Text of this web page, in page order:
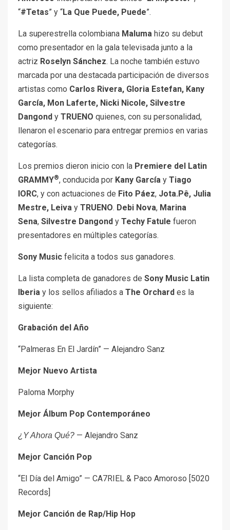
“#Tetas” y “La Que Puede, Puede”.
La superestrella colombiana Maluma hizo su debut
como presentador en la gala televisada junto a la
actriz Roselyn Sánchez. La noche también estuvo
marcada por una destacada participación de diversos
artistas como Carlos Rivera, Gloria Estefan, Kany
García, Mon Laferte, Nicki Nicole, Silvestre
Dangond y TRUENO quienes, con su personalidad,
llenaron el escenario para entregar premios en varias
categorías.
Los premios dieron inicio con la Premiere del Latin
GRAMMY®, conducida por Kany García y Tiago
IORC, y con actuaciones de Fito Páez, Jota.Pê, Julia
Mestre, Leiva y TRUENO. Debi Nova, Marina
Sena, Silvestre Dangond y Techy Fatule fueron
presentadores en múltiples categorías.
Sony Music felicita a todos sus ganadores.
La lista completa de ganadores de Sony Music Latin
Iberia y los sellos afiliados a The Orchard es la
siguiente:
Grabación del Año
“Palmeras En El Jardín” — Alejandro Sanz
Mejor Nuevo Artista
Paloma Morphy
Mejor Álbum Pop Contemporáneo
¿Y Ahora Qué? — Alejandro Sanz
Mejor Canción Pop
“El Día del Amigo” — CA7RIEL & Paco Amoroso [5020
Records]
Mejor Canción de Rap/Hip Hop